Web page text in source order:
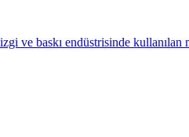
baskı endüstrisinde kullanılan